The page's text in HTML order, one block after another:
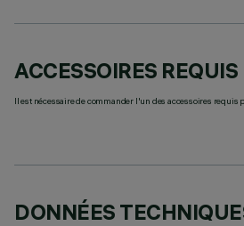
ACCESSOIRES REQUIS
Il est nécessaire de commander l'un des accessoires
DONNÉES